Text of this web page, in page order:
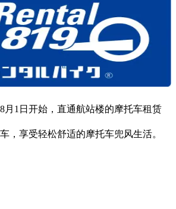
月1日开始，直通航站楼的摩托车租赁
，享受轻松舒适的摩托车兜风生活。